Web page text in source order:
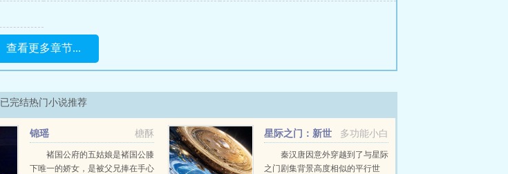
查看更多章节...
已完结热门小说推荐
榶酥
锦瑶
褚国公府的五姑娘是褚国公膝
下唯一的娇女，是被父兄捧在手心
多功能小白
星际之门：新世
秦汉唐因意外穿越到了与星际
之门剧集背景高度相似的平行世